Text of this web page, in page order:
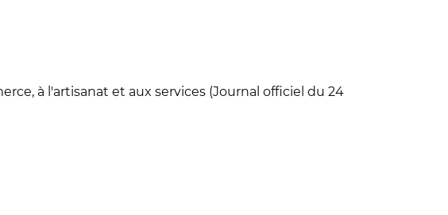
à l'artisanat et aux services (Journal officiel du 24